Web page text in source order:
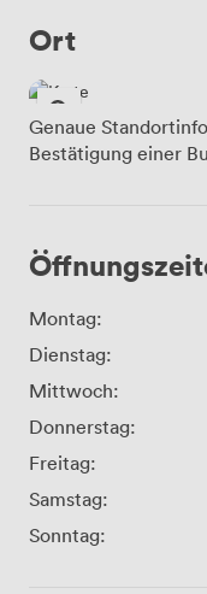
Ort
Genaue
Bestätigung einer
Montag:
Dienstag:
Mittwoch:
Donnerstag:
Freitag:
Samstag:
Sonntag: